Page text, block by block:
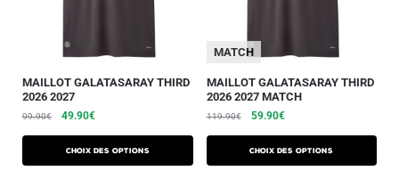
MAILLOT GALATASARAY THIRD
2026 2027
99.90€ 49.90€
Choix des options
MATCH
MAILLOT GALATASARAY THIRD
2026 2027 MATCH
119.90€ 59.90€
Choix des options